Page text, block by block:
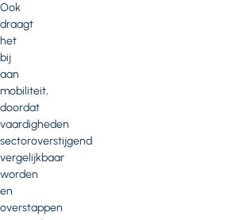
Ook
draagt
het
bij
aan
mobiliteit,
doordat
vaardigheden
sectoroverstijgend
vergelijkbaar
worden
en
overstappen